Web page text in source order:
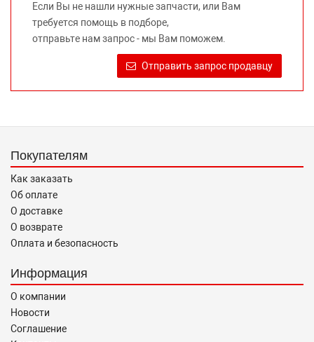
правообладателей указанных товарных знаков.
Требование предоставлять покупателю необходимую и
достоверную информацию о товаре, предлагаемом к
продаже, обеспечивающую возможность их правильного
выбора возложено на продавца (изготовителя) Законом
«О защите прав потребителей».
Если Вы не нашли нужные запчасти, или Вам
требуется помощь в подборе,
отправьте нам запрос - мы Вам поможем.
Отправить запрос продавцу
Покупателям
Как заказать
Об оплате
О доставке
О возврате
Оплата и безопасность
Информация
О компании
Новости
Соглашение